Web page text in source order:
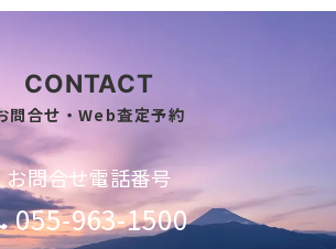
CONTACT
問合せ・Web査定予約
お問合せ電話番号
055-963-1500